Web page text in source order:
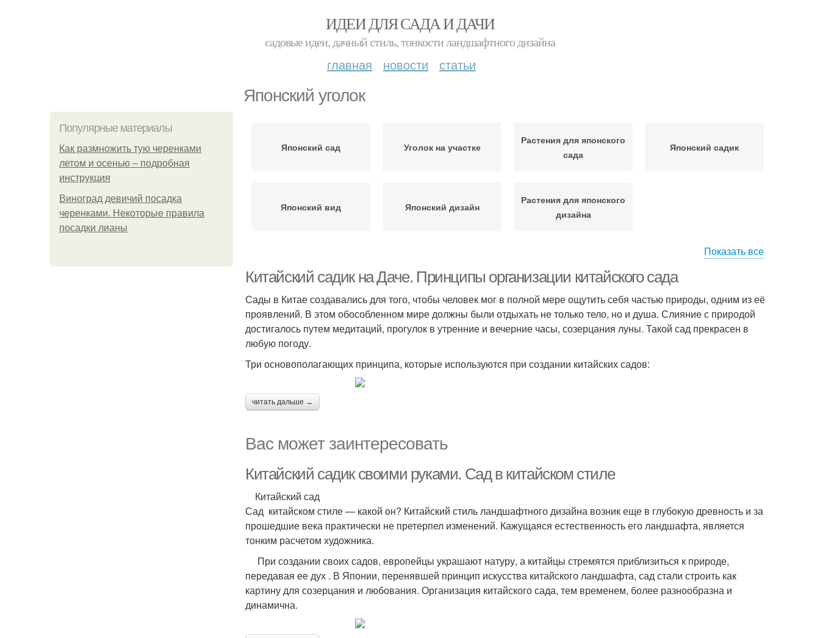
ИДЕИ ДЛЯ САДА И ДАЧИ
садовые идеи, дачный стиль, тонкости ландшафтного дизайна
главная новости статьи
Японский уголок
Популярные материалы
Как размножить тую черенками
летом и осенью – подробная
инструкция
Виноград девичий посадка
черенками. Некоторые правила
посадки лианы
Японский сад Уголок на участке
Растения для японского
сада
Японский садик
Японский вид Японский дизайн
Растения для японского
дизайна
Показать все
Китайский садик на Даче. Принципы организации китайского сада
Сады в Китае создавались для того, чтобы человек мог в полной мере ощутить себя частью природы, одним из её
проявлений. В этом обособленном мире должны были отдыхать не только тело, но и душа. Слияние с природой
достигалось путем медитаций, прогулок в утренние и вечерние часы, созерцания луны. Такой сад прекрасен в
любую погоду.
Три основополагающих принципа, которые используются при создании китайских садов:
читать дальше →
Вас может заинтересовать
Китайский садик своими руками. Сад в китайском стиле
Китайский сад
Сад китайском стиле — какой он? Китайский стиль ландшафтного дизайна возник еще в глубокую древность и за
прошедшие века практически не претерпел изменений. Кажущаяся естественность его ландшафта, является
тонким расчетом художника.
При создании своих садов, европейцы украшают натуру, а китайцы стремятся приблизиться к природе,
передавая ее дух . В Японии, перенявшей принцип искусства китайского ландшафта, сад стали строить как
картину для созерцания и любования. Организация китайского сада, тем временем, более разнообразна и
динамична.